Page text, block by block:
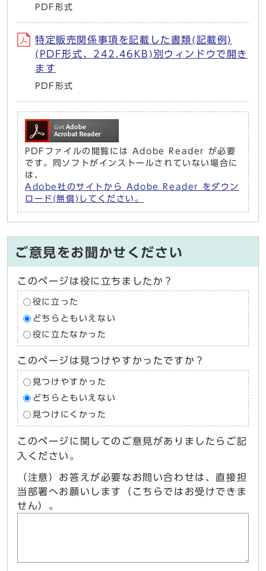
PDF形式
特定販売関係事項を記載した書類(記載例)
(PDF形式、242.46KB)別ウィンドウで開き
ます
PDF形式
PDFファイルの閲覧には Adobe Reader が必要
です。同ソフトがインストールされていない場合に
は、
Adobe社のサイトから Adobe Reader をダウン
ロード(無償)してください。
ご意見をお聞かせください
このページは役に立ちましたか？
役に立った
どちらともいえない
役に立たなかった
このページは見つけやすかったですか？
見つけやすかった
どちらともいえない
見つけにくかった
このページに関してのご意見がありましたらご記
入ください。
（注意）お答えが必要なお問い合わせは、直接担
当部署へお願いします（こちらではお受けできま
せん）。